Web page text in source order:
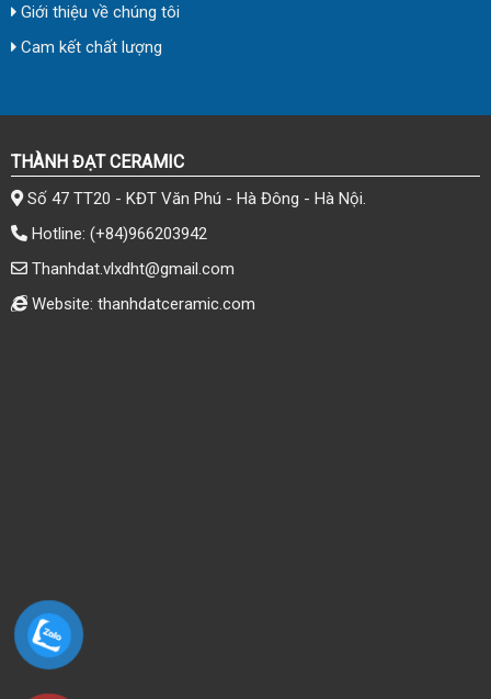
Giới thiệu về chúng tôi
Cam kết chất lượng
THÀNH ĐẠT CERAMIC
Số 47 TT20 - KĐT Văn Phú - Hà Đông - Hà Nội.
Hotline: (+84)966203942
Thanhdat.vlxdht@gmail.com
Website: thanhdatceramic.com